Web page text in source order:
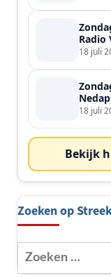
Radio
de
18 juli
18 juli
Bekijk
Zoeken op
Zoeken
naar: